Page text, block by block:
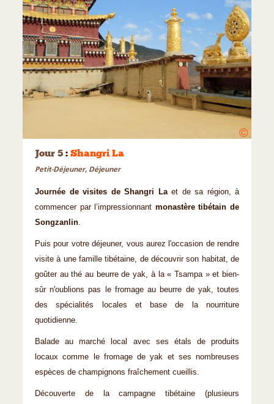
©
Jour 5 : Shangri La
Petit-Déjeuner, Déjeuner
Journée de visites de Shangri Laet de sa région, à
commencer par l’impressionnant monastère tibétain de
Songzanlin.
Puis pour votre déjeuner, vous aurez l'occasion de rendre
visite à une famille tibétaine, de découvrir son habitat, de
goûter au thé au beurre de yak, à la « Tsampa » et bien-
sûr n'oublions pas le fromage au beurre de yak, toutes
des spécialités locales et base de la nourriture
quotidienne.
Balade au marché local avec ses étals de produits
locaux comme le fromage de yak et ses nombreuses
espèces de champignons fraîchement cueillis.
Découverte de la campagne tibétaine (plusieurs